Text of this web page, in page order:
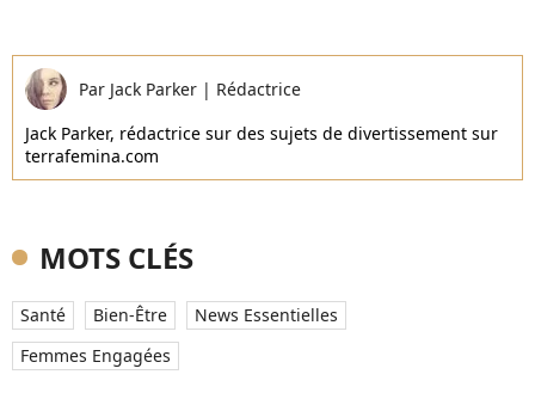
Par Jack Parker | Rédactrice
Jack Parker, rédactrice sur des sujets de divertissement sur
terrafemina.com
MOTS CLÉS
Santé Bien-Être
News Essentielles
Femmes Engagées